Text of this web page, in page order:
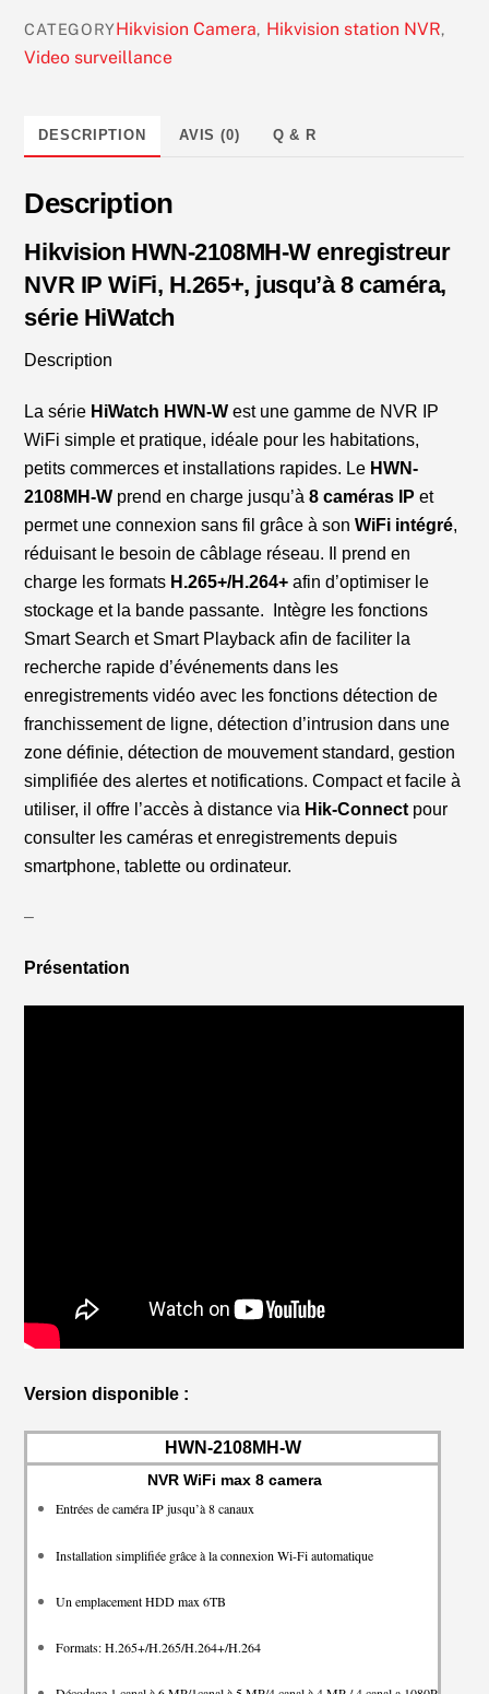
HWN-
enregistreur
NVR
WiFi,
H.265+,
jusqu'à
caméra
CATEGORYHikvision Camera, Hikvision station NVR,
Video surveillance
DESCRIPTION AVIS (0) Q & R
Description
Hikvision HWN-2108MH-W enregistreur
NVR IP WiFi, H.265+, jusqu’à 8 caméra,
série HiWatch
Description
La série HiWatch HWN-W est une gamme de NVR IP
WiFi simple et pratique, idéale pour les habitations,
petits commerces et installations rapides. Le HWN-
2108MH-W prend en charge jusqu’à8 caméras IP et
permet une connexion sans fil grâce à sonWiFi intégré,
réduisant le besoin de câblage réseau. Il prend en
charge les formats H.265+/H.264+ afin d’optimiser le
stockage et la bande passante. Intègre les fonctions
Smart Search et Smart Playback afin de faciliter la
recherche rapide d’événements dans les
enregistrements vidéo avec les fonctions détection de
franchissement de ligne, détection d’intrusion dans une
zone définie, détection de mouvement standard, gestion
simplifiée des alertes et notifications. Compact et facile à
utiliser, il offre l’accès à distance via Hik-Connect pour
consulter les caméras et enregistrements depuis
smartphone, tablette ou ordinateur.
–
Présentation
Version disponible :
HWN-2108MH-W
NVR WiFi max 8 camera
Entrées de caméra IP jusqu’à 8 canaux
Installation simplifiée grâce à la connexion Wi-Fi automatique
Un emplacement HDD max 6TB
Formats: H.265+/H.265/H.264+/H.264